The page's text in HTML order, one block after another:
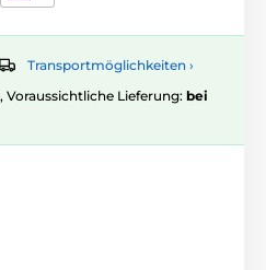
Transportmöglichkeiten ›
Voraussichtliche Lieferung: bei